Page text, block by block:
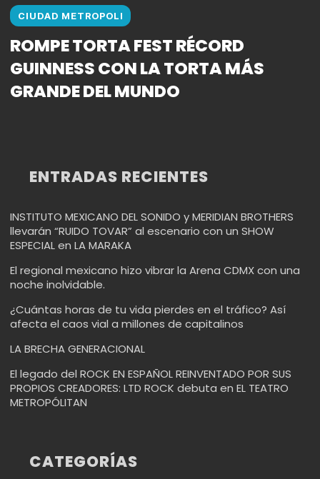
CIUDAD METROPOLI
ROMPE TORTA FEST RÉCORD
GUINNESS CON LA TORTA MÁS
GRANDE DEL MUNDO
ENTRADAS RECIENTES
INSTITUTO MEXICANO DEL SONIDO y MERIDIAN BROTHERS
llevarán “RUIDO TOVAR” al escenario con un SHOW
ESPECIAL en LA MARAKA
El regional mexicano hizo vibrar la Arena CDMX con una
noche inolvidable.
¿Cuántas horas de tu vida pierdes en el tráfico? Así
afecta el caos vial a millones de capitalinos
LA BRECHA GENERACIONAL
El legado del ROCK EN ESPAÑOL REINVENTADO POR SUS
PROPIOS CREADORES: LTD ROCK debuta en EL TEATRO
METROPÓLITAN
CATEGORÍAS